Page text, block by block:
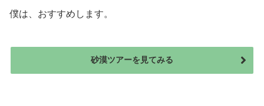
僕は、おすすめします。
砂漠ツアーを見てみる